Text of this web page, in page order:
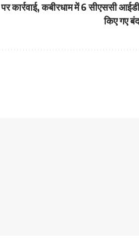
पर कार्रवाई, कबीरधाम में 6 सीएससी आईडी
किए गए बंद